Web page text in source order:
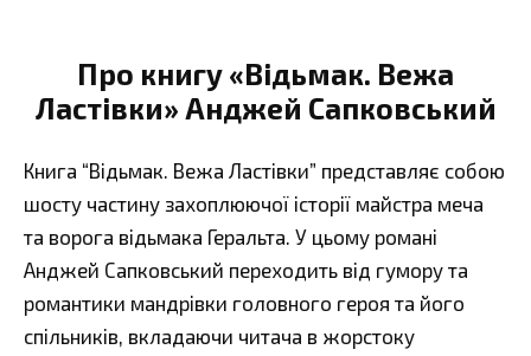
Про книгу «Відьмак. Вежа
Ластівки» Анджей Сапковський
Книга “Відьмак. Вежа Ластівки” представляє собою
шосту частину захоплюючої історії майстра меча
та ворога відьмака Геральта. У цьому романі
Анджей Сапковський переходить від гумору та
романтики мандрівки головного героя та його
спільників, вкладаючи читача в жорстоку